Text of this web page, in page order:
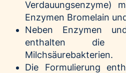
Verdauungsenzyme)
Enzymen Bromelain
Neben Enzymen
enthalten die
Milchsäurebakterien.
Die Formulierung